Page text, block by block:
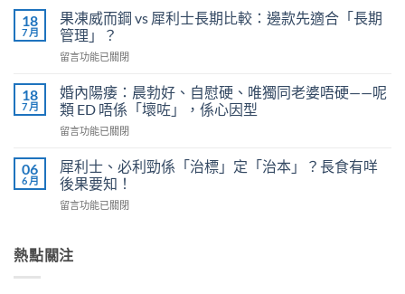
劑
量
是
多
完
整
南：
港
男
性
的
正
利
勁
有
效
4
個
信
號
我
評
＋
用
18
7 月
果凍威而鋼 vs 犀利士長期比較：邊款先適合「長期
管理」？
在
凍
威
而
鋼
犀
利
士
長
較：
留言功能已關閉
18
7 月
婚內陽痿：晨勃好、自慰硬、唯獨同老婆唔硬——呢
類 ED 唔係「壞咗」，係心因型
在
內
陽
痿：
晨
自
留言功能已關閉
06
6 月
犀利士、必利勁係「治標」定「治本」？長食有咩
後果要知！
在
士、
必
留言功能已關閉
熱點關注